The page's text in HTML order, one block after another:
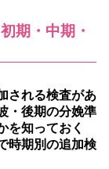
期・中期・
される検査があ
・後期の分娩準
を知っておく
時期別の追加検